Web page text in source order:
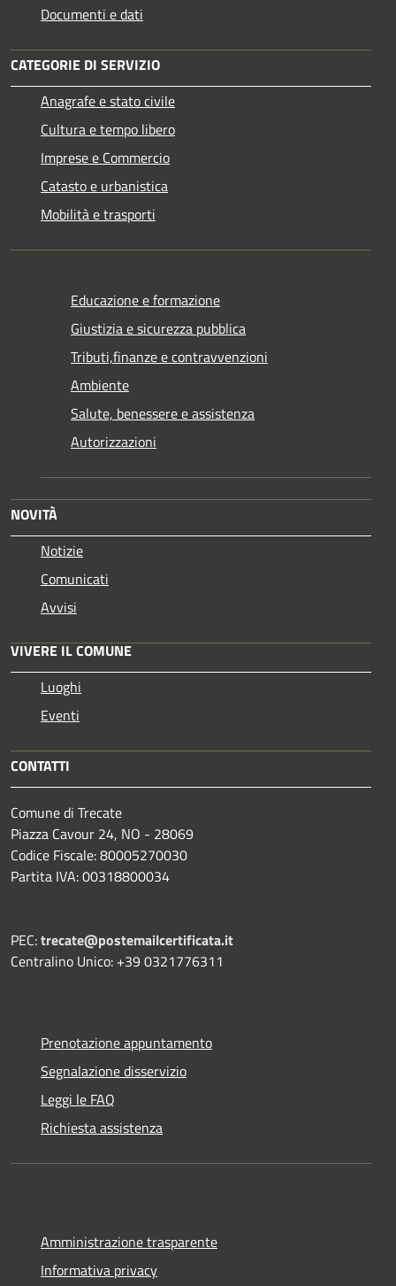
Documenti e dati
CATEGORIE DI SERVIZIO
Anagrafe e stato civile
Cultura e tempo libero
Imprese e Commercio
Catasto e urbanistica
Mobilità e trasporti
Educazione e formazione
Giustizia e sicurezza pubblica
Tributi,finanze e contravvenzioni
Ambiente
Salute, benessere e assistenza
Autorizzazioni
NOVITÀ
Notizie
Comunicati
Avvisi
VIVERE IL COMUNE
Luoghi
Eventi
CONTATTI
Comune di Trecate
Piazza Cavour 24, NO - 28069
Codice Fiscale: 80005270030
Partita IVA: 00318800034
PEC:trecate@postemailcertificata.it
Centralino Unico: +39 0321776311
Prenotazione appuntamento
Segnalazione disservizio
Leggi le FAQ
Richiesta assistenza
Amministrazione trasparente
Informativa privacy